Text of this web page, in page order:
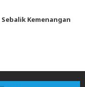
Kemenangan